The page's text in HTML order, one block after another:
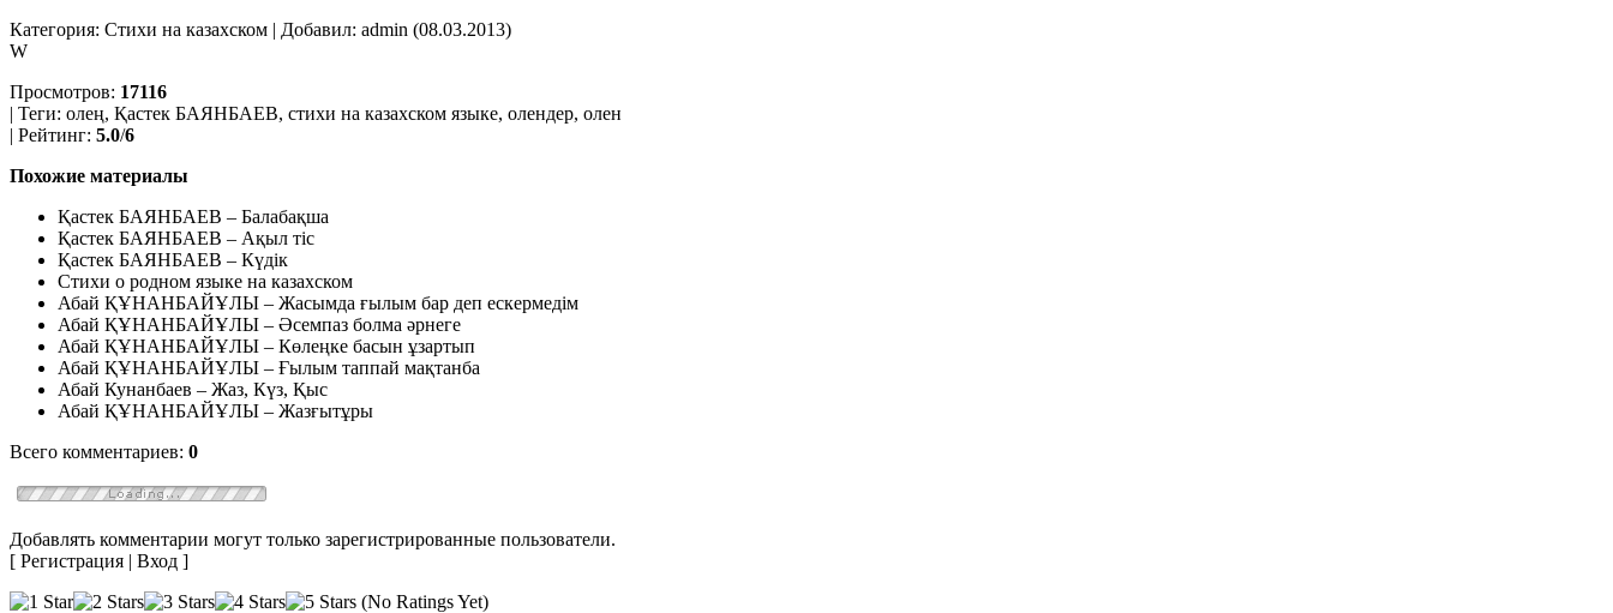
Категория: Стихи на казахском | Добавил: admin (08.03.2013)
W
Просмотров: 17116
| Теги: олең, Қастек БАЯНБАЕВ, стихи на казахском языке, олендер, олен
| Рейтинг: 5.0/6
Похожие материалы
Қастек БАЯНБАЕВ – Балабақша
Қастек БАЯНБАЕВ – Ақыл тіс
Қастек БАЯНБАЕВ – Күдік
Стихи о родном языке на казахском
Абай ҚҰНАНБАЙҰЛЫ – Жасымда ғылым бар деп ескермедім
Абай ҚҰНАНБАЙҰЛЫ – Әсемпаз болма әрнеге
Абай ҚҰНАНБАЙҰЛЫ – Көлеңке басын ұзартып
Абай ҚҰНАНБАЙҰЛЫ – Ғылым таппай мақтанба
Абай Кунанбаев – Жаз, Күз, Қыс
Абай ҚҰНАНБАЙҰЛЫ – Жазғытұры
Всего комментариев: 0
Добавлять комментарии могут только зарегистрированные пользователи.
[ Регистрация | Вход ]
(No Ratings Yet)